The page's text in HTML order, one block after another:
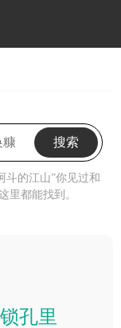
搜索
斗的江山”你见过和
里都能找到。
孔里